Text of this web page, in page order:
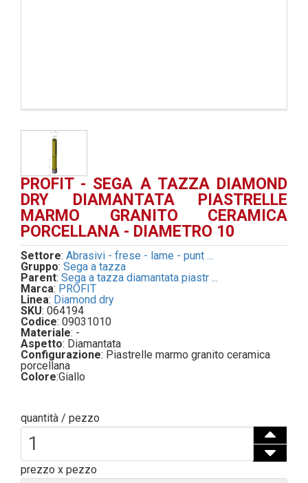
PROFIT - SEGA A TAZZA DIAMOND
DRY DIAMANTATA PIASTRELLE
MARMO GRANITO CERAMICA
PORCELLANA - DIAMETRO 10
Settore: Abrasivi - frese - lame - punt ...
Gruppo: Sega a tazza
Parent: Sega a tazza diamantata piastr ...
Marca: PROFIT
Linea: Diamond dry
SKU: 064194
Codice: 09031010
Materiale: -
Aspetto: Diamantata
Configurazione: Piastrelle marmo granito ceramica
porcellana
Colore:Giallo
quantità / pezzo
prezzo x pezzo